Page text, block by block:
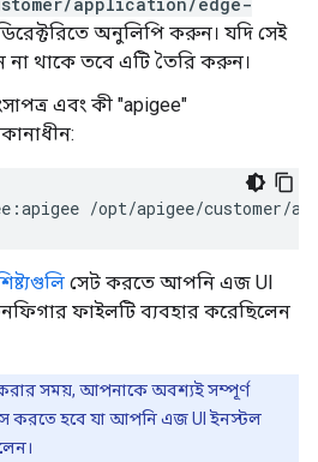
অনুলিপি করুন। যদি সেই
না থাকে তবে এটি তৈরি করুন।
এবং কী "apigee"
/opt/apigee/customer/
সেট করতে আপনি এজ UI
ফাইলটি ব্যবহার করেছিলেন
সময়, আপনাকে অবশ্যই সম্পূর্ণ
করতে হবে যা আপনি এজ UI ইনস্টল